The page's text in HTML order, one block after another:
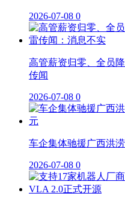
2026-07-08 0
高管薪资归零、全员
传闻
2026-07-08 0
车企集体驰援广西洪
2026-07-08 0